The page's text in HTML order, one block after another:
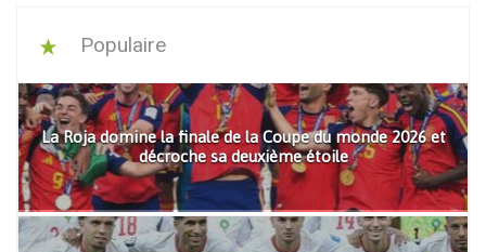
Populaire
La Roja domine la finale de la Coupe du monde 2026 et
décroche sa deuxième étoile